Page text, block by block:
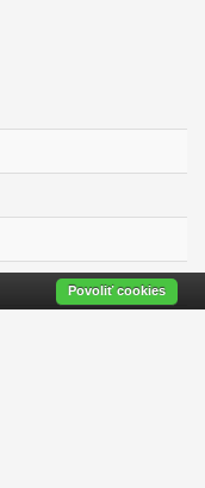
Povoliť cookies